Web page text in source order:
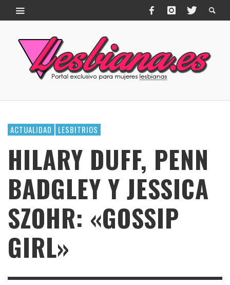
ACTUALIDAD LESBITRIOS
HILARY DUFF, PENN
BADGLEY Y JESSICA
SZOHR: «GOSSIP
GIRL»